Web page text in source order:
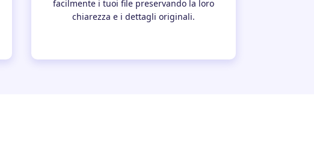
facilmente i tuoi file preservando la loro
chiarezza e i dettagli originali.